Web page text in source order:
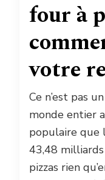
four à
votre
Ce n’est pas
monde entier
populaire que
43,48
pizzas rien